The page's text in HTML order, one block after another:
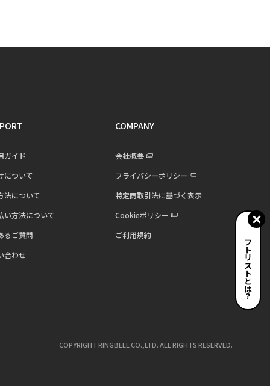
ギフトリストとは？
ガイド
について
法について
い方法について
るご質問
合わせ
COMPANY
会社概要
プライバシーポリシー
特定商取引法に基づく表示
Cookieポリシー
ご利用規約
COPYRIGHT RINGBELL CO.,LTD. ALL RIGHTS RESERVED.